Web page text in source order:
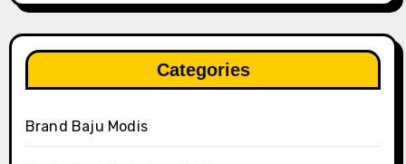
Categories
Brand Baju Modis